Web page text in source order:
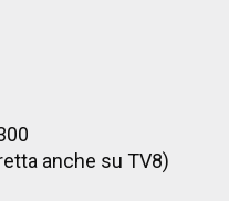
anche su TV8)